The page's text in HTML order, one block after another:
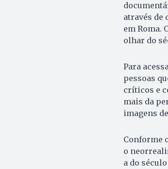
através de
em Roma.
olhar do
Para
pessoas
críticos e
mais da
imagens
Conforme
o
a do